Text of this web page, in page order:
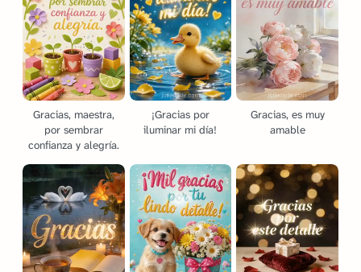
Gracias, maestra,
por sembrar
confianza y alegría.
¡Gracias por
iluminar mi día!
Gracias, es muy
amable